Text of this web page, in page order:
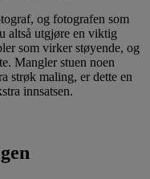
og fotografen som
altså utgjøre en viktig
som virker støyende, og
Mangler stuen noen
strøk maling, er dette en
innsatsen.